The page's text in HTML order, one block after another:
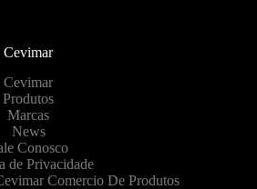
Cevimar
Cevimar
Produtos
Marcas
News
Conosco
de Privacidade
Comercio De Produtos